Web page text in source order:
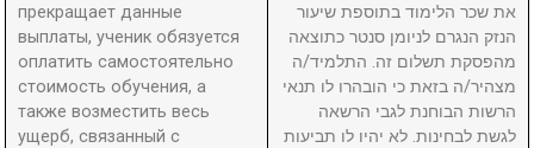
прекращает данные
выплаты, ученик обязуется
оплатить самостоятельно
стоимость обучения, а
также возместить весь
ущерб, связанный с
את שכר הלימוד בתוספת שיעור
הנזק הנגרם לניומן סנטר כתוצאה
מהפסקת תשלום זה. התלמיד/ה
מצהיר/ה בזאת כי הובהרו לו תנאי
הרשות הבוחנת לגבי הרשאה
לגשת לבחינות. לא יהיו לו תביעות